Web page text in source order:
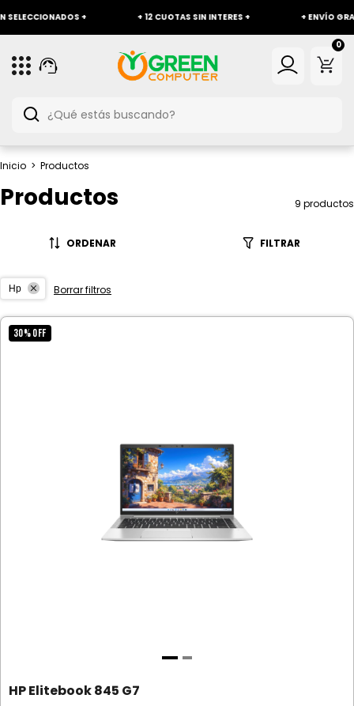
+ + 12 CUOTAS SIN INTERES + + ENVÍO GRATIS A
0
Inicio > Productos
Productos 9 productos
ORDENAR FILTRAR
Hp Borrar filtros
30%OFF
HP Elitebook 845 G7